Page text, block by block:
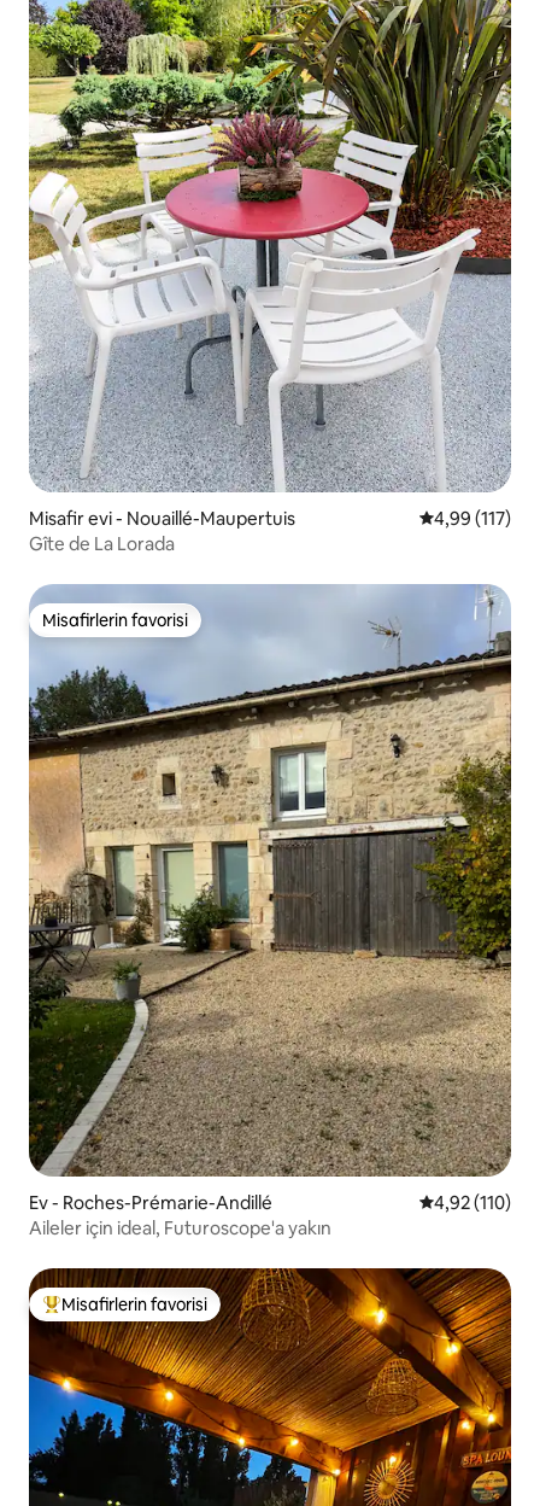
Misafir evi - Nouaillé-Maupertuis 5 üzerinden
4,99 (117)
Gîte de La Lorada
Misafirlerin favorisi
Misafirlerin favorisi
Ev - Roches-Prémarie-Andillé 5 üzerinden
4,92 (110)
Aileler için ideal, Futuroscope'a yakın
Misafirlerin favorilerinden en beğenilenler arasında
Misafirlerin favorisi